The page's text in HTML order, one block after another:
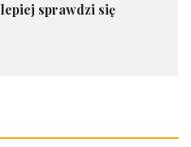
sprawdzi się